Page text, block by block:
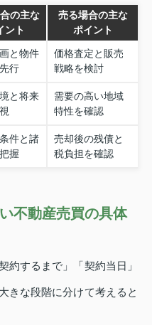
の主な
ント
売る場合の主な
ポイント
と物件
行
価格査定と販売
戦略を検討
と将来
需要の高い地域
特性を確認
件と諸
握
売却後の残債と
税負担を確認
不動産売買の具体
約するまで」「契約当日」
きな段階に分けて考えると